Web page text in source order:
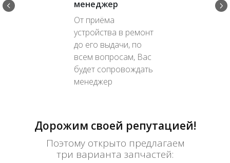
менеджер
От приёма
устройства в ремонт
до его выдачи, по
всем вопросам, Вас
будет сопровождать
менеджер
Дорожим своей репутацией!
Поэтому открыто предлагаем
три варианта запчастей: